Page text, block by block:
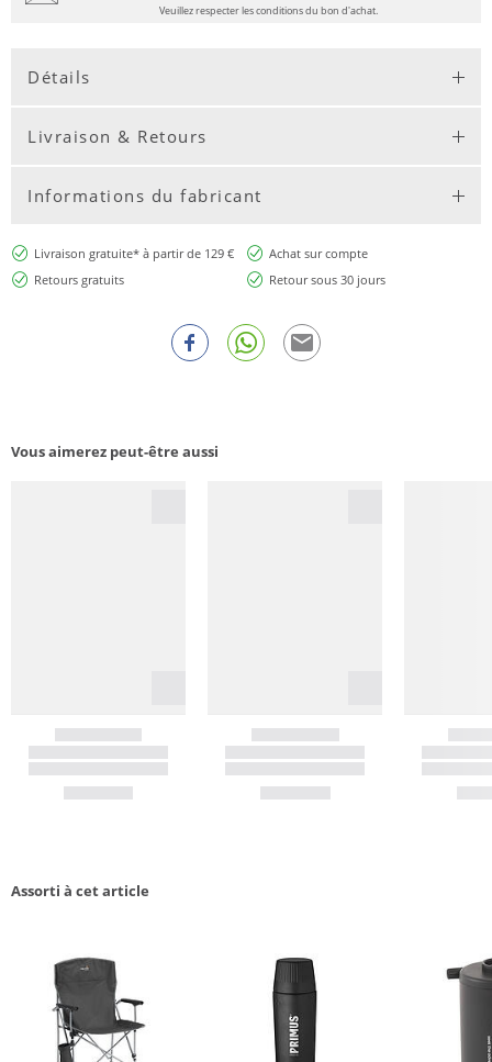
Veuillez respecter les conditions du bon d'achat.
Détails
Livraison & Retours
Informations du fabricant
Livraison gratuite* à partir de 129 €
Achat sur compte
Retours gratuits
Retour sous 30 jours
Vous aimerez peut-être aussi
Assorti à cet article